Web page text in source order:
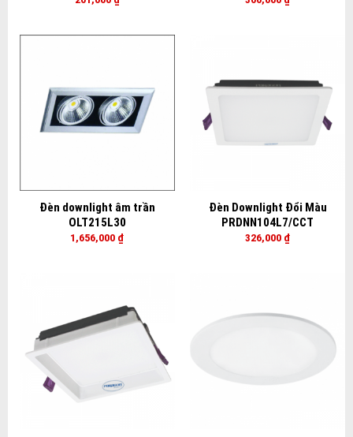
Đèn downlight âm trần
OLT215L30
1,656,000 ₫
Đèn Downlight Đổi Màu
PRDNN104L7/CCT
326,000 ₫